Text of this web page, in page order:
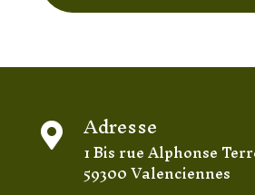
 Adresse
1 Bis rue Alphonse
59300 Valenciennes